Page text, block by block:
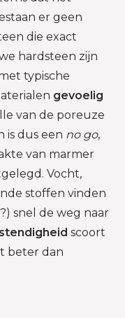
er geen
die exact
hardsteen zijn
typische
gevoelig
van de poreuze
is dus een no go,
van marmer
Vocht,
stoffen vinden
snel de weg naar
scoort
beter dan